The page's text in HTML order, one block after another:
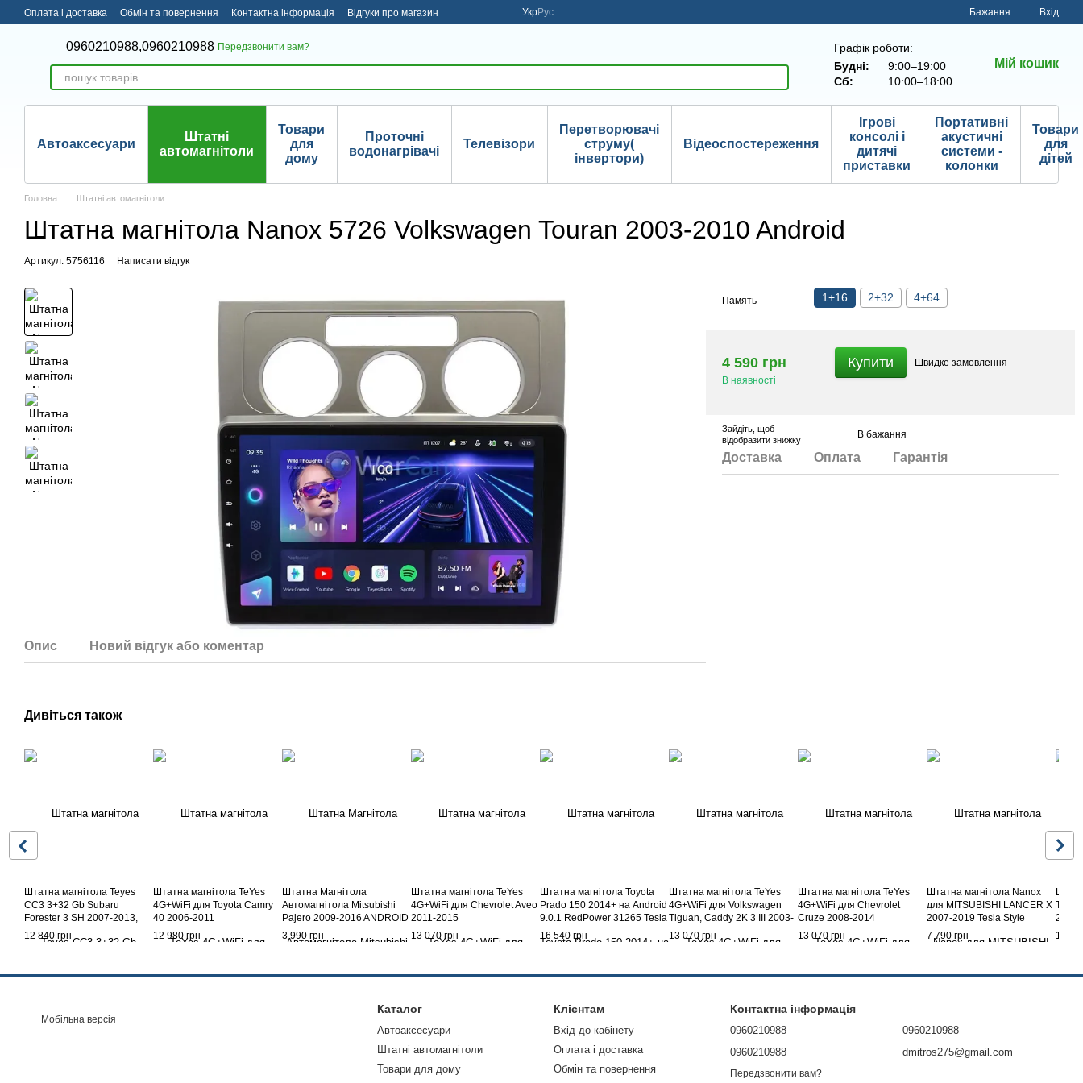
Перейти до основного контенту
Оплата і доставка Обмін та повернення Контактна інформація Відгуки про магазин УкрРус Бажання Вхід
0960210988,0960210988 Передзвонити вам?
Графік роботи:
Будні:
9:00–19:00
Сб:
10:00–18:00
Мій кошик
Автоаксесуари
Штатні
автомагнітоли
Товари
для
дому
Проточні
водонагрівачі
Телевізори
Перетворювачі
струму(
інвертори)
Відеоспостереження
Ігрові
консолі і
дитячі
приставки
Портативні
акустичні
системи -
колонки
Товари
для
дітей
Головна Штатні автомагнітоли
Штатна магнітола Nanox 5726 Volkswagen Touran 2003-2010 Android
Артикул: 5756116 Написати відгук
Опис Новий відгук або коментар
Память 1+16 2+32 4+64
4 590 грн
В наявності
Купити Швидке замовлення
Зайдіть , щоб
відобразити знижку
В бажання
Доставка Оплата Гарантія
Дивіться також
Штатна магнітола Teyes
CC3 3+32 Gb Subaru
Forester 3 SH 2007-2013,
Subaru Impreza GH GE
2007-2011 9"
12 840 грн
Штатна магнітола TeYes
4G+WiFi для Toyota Camry
40 2006-2011
12 980 грн
Штатна Магнітола
Автомагнітола Mitsubishi
Pajero 2009-2016 ANDROID
3 990 грн
Штатна магнітола TeYes
4G+WiFi для Chevrolet Aveo
2011-2015
13 070 грн
Штатна магнітола Toyota
Prado 150 2014+ на Android
9.0.1 RedPower 31265 Tesla
Style
16 540 грн
Штатна магнітола TeYes
4G+WiFi для Volkswagen
Tiguan, Caddy 2K 3 III 2003-
2010
13 070 грн
Штатна магнітола TeYes
4G+WiFi для Chevrolet
Cruze 2008-2014
13 070 грн
Штатна магнітола Nanox
для MITSUBISHI LANCER X
2007-2019 Tesla Style
7 790 грн
10
Мобільна версія
Каталог
Автоаксесуари
Штатні автомагнітоли
Товари для дому
Клієнтам
Вхід до кабінету
Оплата і доставка
Обмін та повернення
Контактна інформація
0960210988
0960210988
Передзвонити вам?
0960210988
dmitros275@gmail.com